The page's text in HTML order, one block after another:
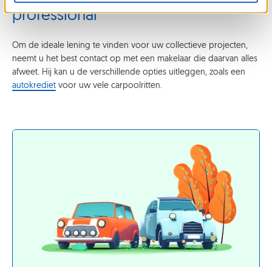
professional
Om de ideale lening te vinden voor uw collectieve projecten,
neemt u het best contact op met een makelaar die daarvan alles
afweet. Hij kan u de verschillende opties uitleggen, zoals een
autokrediet voor uw vele carpoolritten.